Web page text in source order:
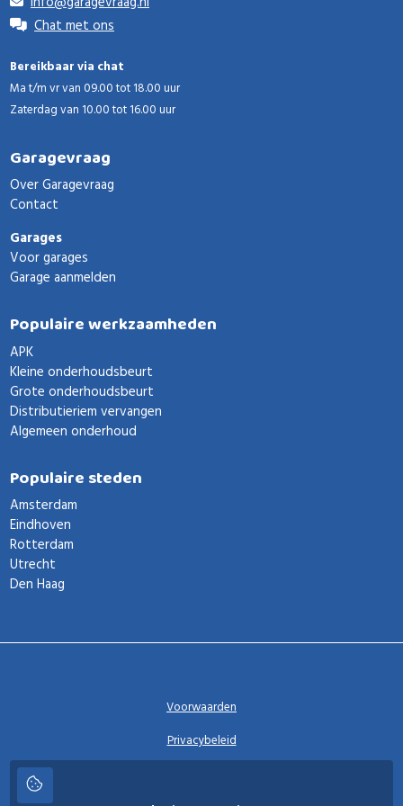
Chat met ons
Bereikbaar via chat
Ma t/m vr van 09.00 tot 18.00 uur
Zaterdag van 10.00 tot 16.00 uur
Garagevraag
Over Garagevraag
Contact
Garages
Voor garages
Garage aanmelden
Populaire werkzaamheden
APK
Kleine onderhoudsbeurt
Grote onderhoudsbeurt
Distributieriem vervangen
Algemeen onderhoud
Populaire steden
Amsterdam
Eindhoven
Rotterdam
Utrecht
Den Haag
Voorwaarden
Privacybeleid